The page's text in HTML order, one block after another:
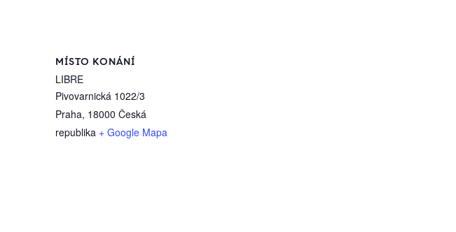
MÍSTO KONÁNÍ
LIBRE
Pivovarnická 1022/3
Praha, 18000 Česká
republika + Google Mapa